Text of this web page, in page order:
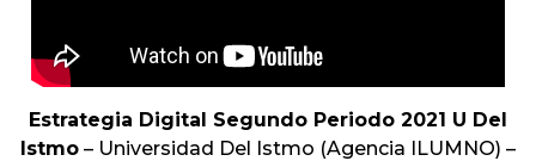
Estrategia Digital Segundo Periodo 2021 U Del
Istmo – Universidad Del Istmo (Agencia ILUMNO) –